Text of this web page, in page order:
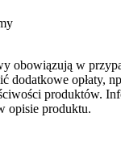
obowiązują w
dodatkowe opłaty,
produktów.
opisie produktu.